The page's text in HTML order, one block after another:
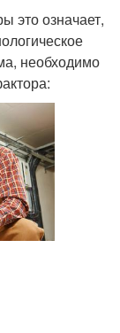
это означает,
необходимо